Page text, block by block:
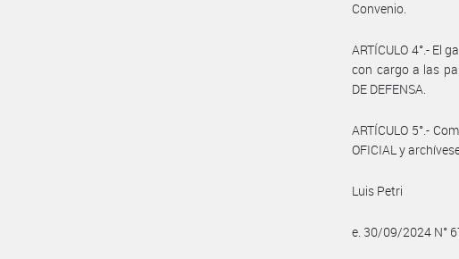
Convenio.
ARTÍCULO 4°.- El
con cargo a las
DE DEFENSA.
ARTÍCULO 5°.-
OFICIAL y
Luis Petri
e. 30/09/2024 N°